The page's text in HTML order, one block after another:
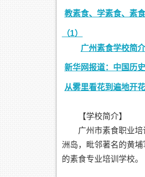
教素食、学素食、素
（1）
广州素食学校简介
新华网报道：中国历
从雾里看花到遍地开
【学校简介】
广州市素食职业
洲岛，毗邻著名的黄
的素食专业培训学校。